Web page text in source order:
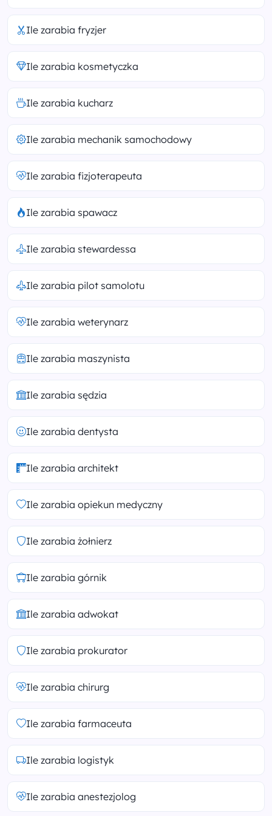
Ile zarabia fryzjer
Ile zarabia kosmetyczka
Ile zarabia kucharz
Ile zarabia mechanik samochodowy
Ile zarabia fizjoterapeuta
Ile zarabia spawacz
Ile zarabia stewardessa
Ile zarabia pilot samolotu
Ile zarabia weterynarz
Ile zarabia maszynista
Ile zarabia sędzia
Ile zarabia dentysta
Ile zarabia architekt
Ile zarabia opiekun medyczny
Ile zarabia żołnierz
Ile zarabia górnik
Ile zarabia adwokat
Ile zarabia prokurator
Ile zarabia chirurg
Ile zarabia farmaceuta
Ile zarabia logistyk
Ile zarabia anestezjolog